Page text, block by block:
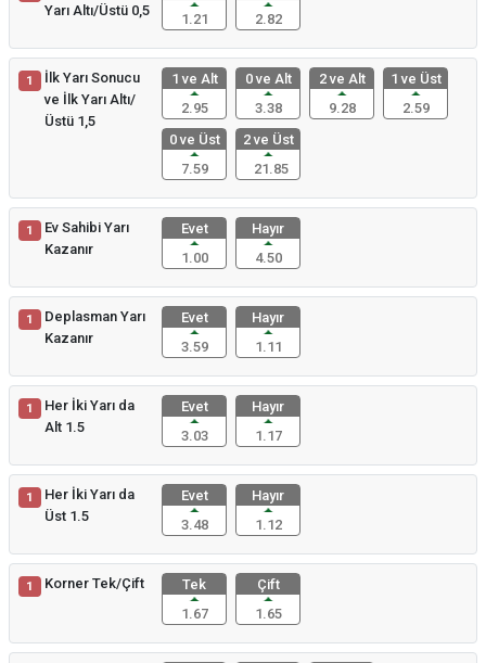
Yarı Altı/Üstü 0,5
1.21
2.82
1
İlk Yarı Sonucu
ve İlk Yarı Altı/
Üstü 1,5
1 ve Alt
2.95
0 ve Alt
3.38
2 ve Alt
9.28
1 ve Üst
2.59
0 ve Üst
7.59
2 ve Üst
21.85
1
Ev Sahibi Yarı
Kazanır
Evet
1.00
Hayır
4.50
1
Deplasman Yarı
Kazanır
Evet
3.59
Hayır
1.11
1
Her İki Yarı da
Alt 1.5
Evet
3.03
Hayır
1.17
1
Her İki Yarı da
Üst 1.5
Evet
3.48
Hayır
1.12
1 Korner Tek/Çift
Tek
1.67
Çift
1.65